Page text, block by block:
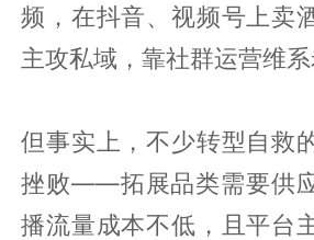
频，在抖音、视频号上卖
主攻私域，靠社群运营维系
但事实上，不少转型自救
挫败——拓展品类需要供
播流量成本不低，且平台